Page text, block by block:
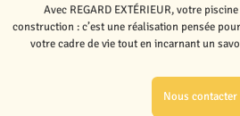
Avec REGARD EXTÉRIEUR, votre
construction : c’est une réalisation pensée
votre cadre de vie tout en incarnant un
Nous contacter